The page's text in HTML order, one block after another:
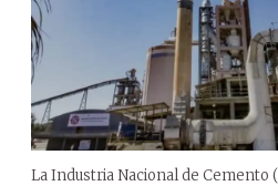
La Industria Nacional de Cemento